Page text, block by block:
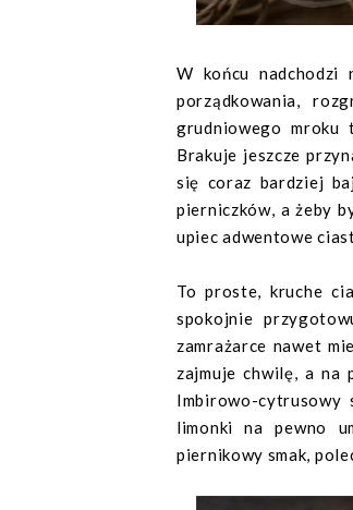
W końcu nadchodzi
porządkowania,
grudniowego mroku
Brakuje jeszcze
się coraz bardziej
pierniczków, a żeby
upiec adwentowe
To proste, kruche
spokojnie
zamrażarce nawet
zajmuje chwilę, a na
Imbirowo-
limonki na pewno
piernikowy smak,